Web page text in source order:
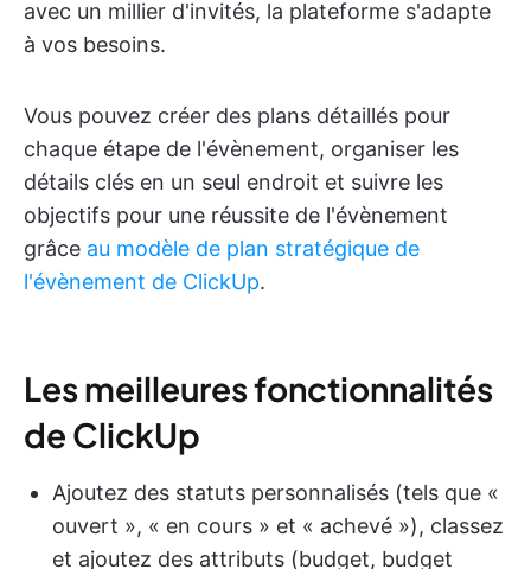
avec un millier d'invités, la plateforme s'adapte
à vos besoins.
Vous pouvez créer des plans détaillés pour
chaque étape de l'évènement, organiser les
détails clés en un seul endroit et suivre les
objectifs pour une réussite de l'évènement
grâce au modèle de plan stratégique de
l'évènement de ClickUp.
Les meilleures fonctionnalités
de ClickUp
Ajoutez des statuts personnalisés (tels que «
ouvert », « en cours » et « achevé »), classez
et ajoutez des attributs (budget, budget